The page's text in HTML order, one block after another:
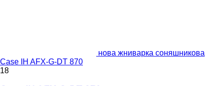
нова жниварка соняшникова
Case IH AFX-G-DT 870
18